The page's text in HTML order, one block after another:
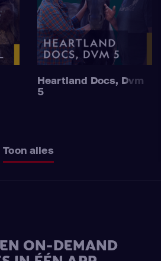
Heartland Docs, Dvm
5
Toon alles
ON-DEMAND